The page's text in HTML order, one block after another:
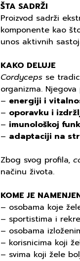
ŠTA SADRŽI
Proizvod sadrži
komponente kao
unos aktivnih
KAKO DELUJE
Cordyceps se
organizma.
– energiji i
– oporavku i
– imunološkoj
– adaptaciji na
Zbog svog profila,
načinu života.
KOME JE
– osobama koje
– sportistima i
– osobama
– korisnicima koji
– svima koji žele